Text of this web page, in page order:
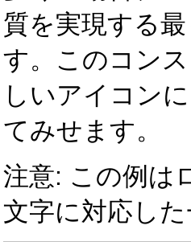
質を実現する
す。このコン
しいアイコン
てみせます。
注意: この例は
文字に対応し